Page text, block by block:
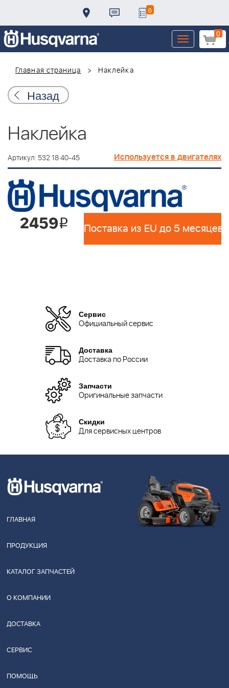
0
0
Toggle
navigation
Главная страница
Наклейка
Назад
Наклейка
Артикул: 532 18 40-45 Используется в двигателях
2459i Поставка из EU до 5 месяцев
Сервис
Официальный сервис
Доставка
Доставка по России
Запчасти
Оригинальные запчасти
Скидки
Для сервисных центров
ГЛАВНАЯ
ПРОДУКЦИЯ
КАТАЛОГ ЗАПЧАСТЕЙ
О КОМПАНИИ
ДОСТАВКА
СЕРВИС
ПОМОЩЬ